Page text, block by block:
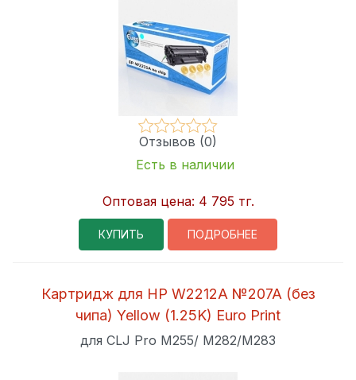
Отзывов (0)
Есть в наличии
Оптовая цена: 4 795 тг.
КУПИТЬ ПОДРОБНЕЕ
Картридж для HP W2212A №207A (без
чипа) Yellow (1.25K) Euro Print
для CLJ Pro M255/ M282/M283